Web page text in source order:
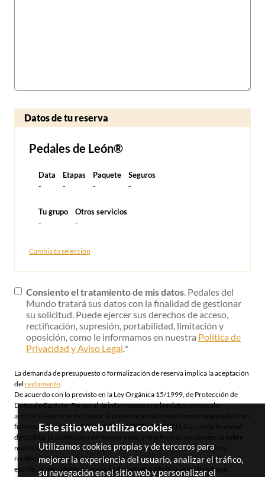
Datos de tu reserva
Pedales de León®
Data
-
Etapas
-
Paquete
-
Seguros
-
Tu grupo
-
Otros servicios
-
Cambia tu selección
Consiento el tratamiento de mis datos. Pedales del
Mundo tratará sus datos con la finalidad de gestionar
su solicitud. Puede ejercer sus derechos de acceso,
rectificación, supresión, portabilidad, limitación y
oposición, como le informamos en nuestra Política de
Privacidad y Aviso Legal.*
La demanda de presupuesto o formalización de reserva implica la aceptación
del reglamento.
De acuerdo con lo previsto en la Ley Orgánica 15/1999, de Protección de
Datos de Carácter Personal, le informamos que los datos personales
aportados para confeccionar el presente presupuesto son incorporados a un
fichero titularidad de CONSULTORIA DETH PIRENEU, S.L. con la finalidad
de facilitar la confección del mismo y enviarle información comercial sobre
nuestros productos y servicios. Puede ejercer los derechos de acceso,
rectificación, cancelación y oposición en cualquier momento, mediante
escrito, acompañado de copia de documento oficial que le identifique,
Este sitio web utiliza cookies
Utilizamos cookies propias y de terceros para
mejorar la experiencia del usuario, analizar el tráfico,
su navegación en el sitio web y personalizar el